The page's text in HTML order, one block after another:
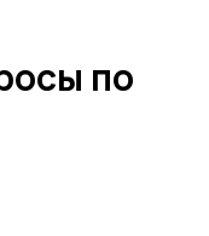
по